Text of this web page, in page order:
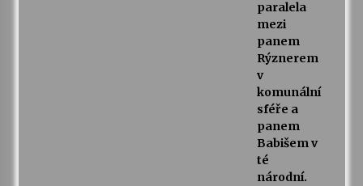
paralela
mezi
panem
Rýznerem
v
komunální
sféře a
panem
Babišem v
té
národní.